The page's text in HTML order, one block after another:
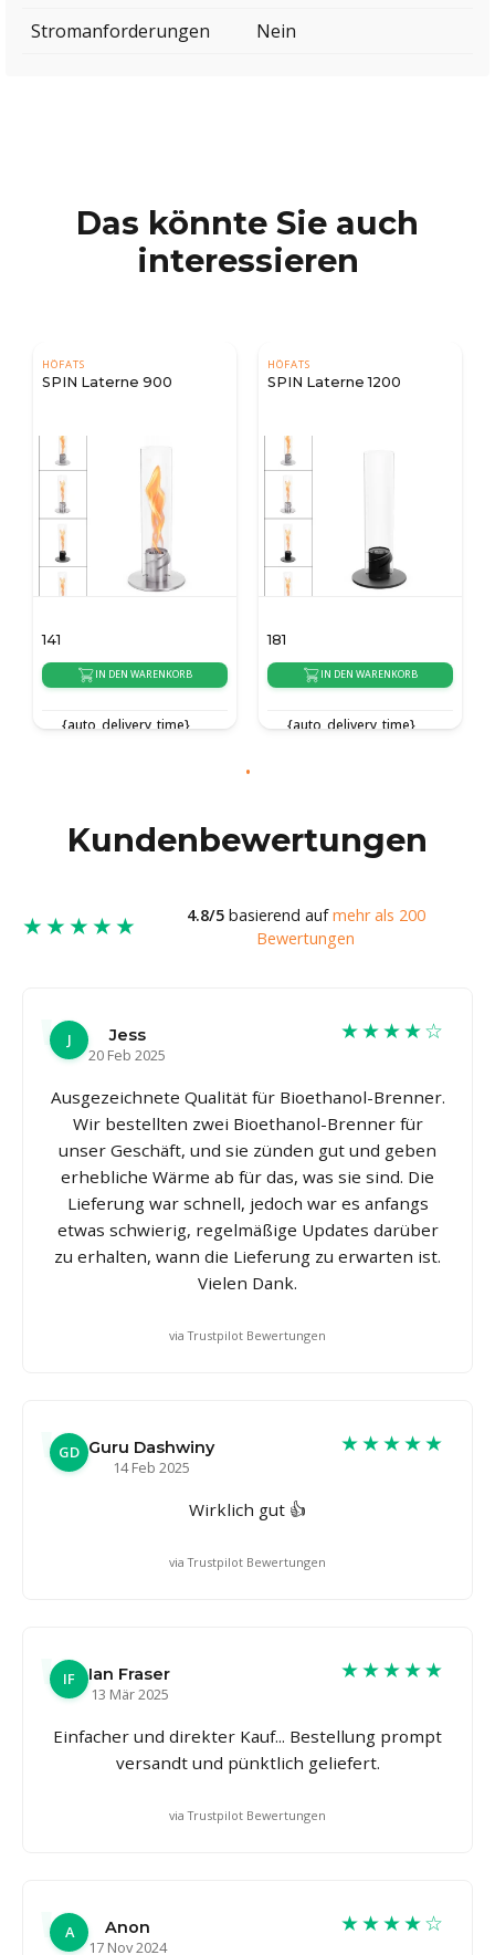
Stromanforderungen
Nein
Das könnte Sie auch
interessieren
HÖFATS
SPIN Laterne 900
141
IN DEN WARENKORB
{auto_delivery_time}
HÖFATS
SPIN Laterne 1200
181
IN DEN WARENKORB
{auto_delivery_time}
Kundenbewertungen
★★★★★ 4.8/5basierend aufmehr als 200
Bewertungen
J
Jess
20 Feb 2025
★★★★☆
Ausgezeichnete Qualität für Bioethanol-Brenner.
Wir bestellten zwei Bioethanol-Brenner für
unser Geschäft, und sie zünden gut und geben
erhebliche Wärme ab für das, was sie sind. Die
Lieferung war schnell, jedoch war es anfangs
etwas schwierig, regelmäßige Updates darüber
zu erhalten, wann die Lieferung zu erwarten ist.
Vielen Dank.
via Trustpilot Bewertungen
GD Guru Dashwiny
14 Feb 2025
★★★★★
Wirklich gut 👍
via Trustpilot Bewertungen
IF
Ian Fraser
13 Mär 2025
★★★★★
Einfacher und direkter Kauf... Bestellung prompt
versandt und pünktlich geliefert.
via Trustpilot Bewertungen
A
Anon
17 Nov 2024
★★★★☆